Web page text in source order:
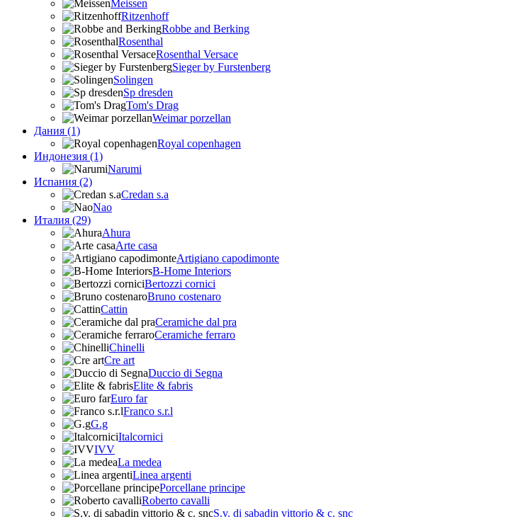
Meissen
Ritzenhoff
Robbe and Berking
Rosenthal
Rosenthal Versace
Sieger by Furstenberg
Solingen
Sp dresden
Tom's Drag
Weimar porzellan
Дания (1)
Royal copenhagen
Индонезия (1)
Narumi
Испания (2)
Credan s.a
Nao
Италия (29)
Ahura
Arte casa
Artigiano capodimonte
B-Home Interiors
Bertozzi cornici
Bruno costenaro
Cattin
Ceramiche dal pra
Ceramiche ferraro
Chinelli
Cre art
Duccio di Segna
Elite & fabris
Euro far
Franco s.r.l
G.g
Italcornici
IVV
La medea
Linea argenti
Porcellane principe
Roberto cavalli
S.v. di sabadin vittorio & c. snc